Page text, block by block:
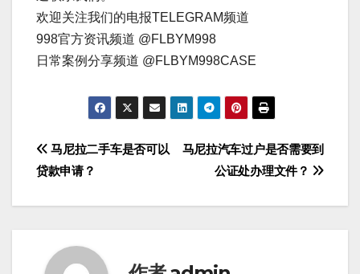
欢迎关注我们的电报TELEGRAM频道
998官方资讯频道 @FLBYM998
日常案例分享频道 @FLBYM998CASE
文
章
航
马尼拉汽车过户是否需要到
公证处办理文件？
马尼拉二手车是否可以
贷款申请？